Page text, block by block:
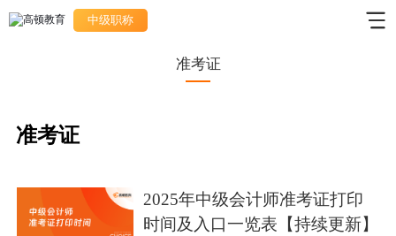
中级职称
准考证
准考证
2025年中级会计师准考证打印
时间及入口一览表【持续更新】